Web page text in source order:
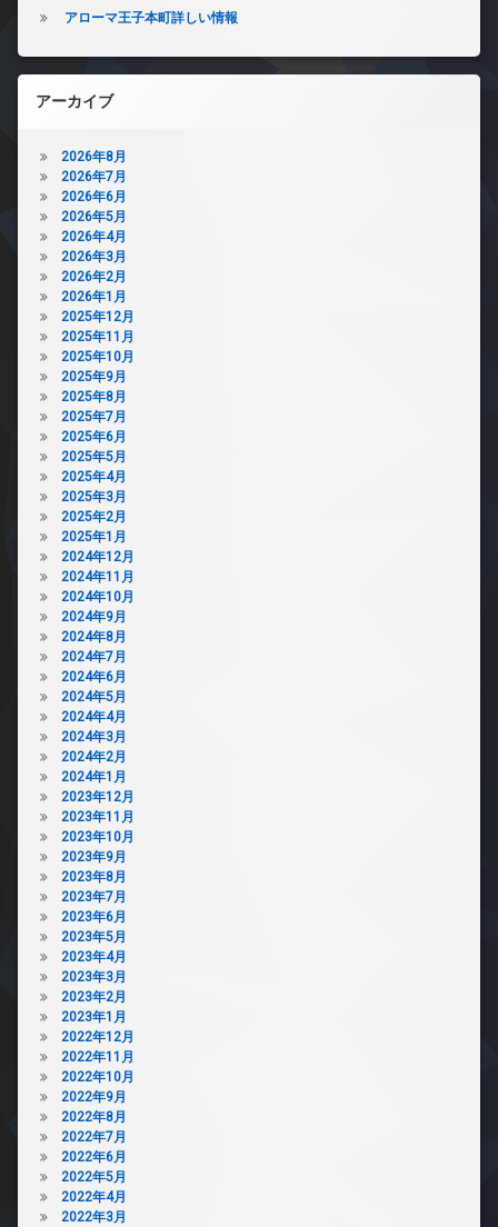
アローマ王子本町詳しい情報
アーカイブ
2026年8月
2026年7月
2026年6月
2026年5月
2026年4月
2026年3月
2026年2月
2026年1月
2025年12月
2025年11月
2025年10月
2025年9月
2025年8月
2025年7月
2025年6月
2025年5月
2025年4月
2025年3月
2025年2月
2025年1月
2024年12月
2024年11月
2024年10月
2024年9月
2024年8月
2024年7月
2024年6月
2024年5月
2024年4月
2024年3月
2024年2月
2024年1月
2023年12月
2023年11月
2023年10月
2023年9月
2023年8月
2023年7月
2023年6月
2023年5月
2023年4月
2023年3月
2023年2月
2023年1月
2022年12月
2022年11月
2022年10月
2022年9月
2022年8月
2022年7月
2022年6月
2022年5月
2022年4月
2022年3月